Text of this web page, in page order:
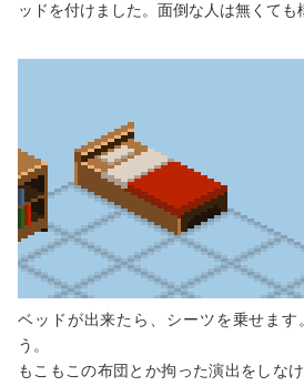
ッドを付けました。面倒な人は無くても
ベッドが出来たら、シーツを乗せます
う。
もこもこの布団とか拘った演出をしな